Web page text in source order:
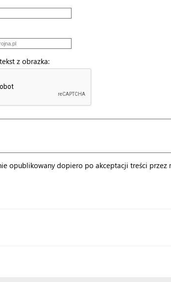
z obrazka:
opublikowany dopiero po akceptacji treści przez